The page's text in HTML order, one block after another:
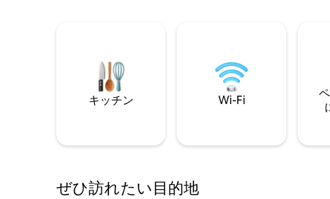
キッチン Wi-Fi
ぜひ訪⁠れ⁠た⁠い目⁠的⁠地